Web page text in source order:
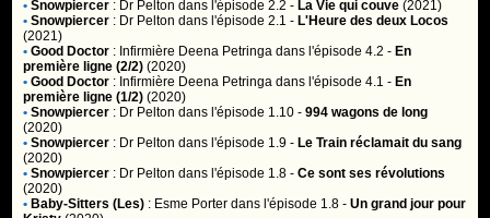
• Snowpiercer : Dr Pelton dans l'épisode 2.2 - La Vie qui couve (2021)
• Snowpiercer : Dr Pelton dans l'épisode 2.1 - L'Heure des deux Locos
(2021)
• Good Doctor : Infirmière Deena Petringa dans l'épisode 4.2 - En
première ligne (2/2) (2020)
• Good Doctor : Infirmière Deena Petringa dans l'épisode 4.1 - En
première ligne (1/2) (2020)
• Snowpiercer : Dr Pelton dans l'épisode 1.10 -994 wagons de long
(2020)
• Snowpiercer : Dr Pelton dans l'épisode 1.9 - Le Train réclamait du sang
(2020)
• Snowpiercer : Dr Pelton dans l'épisode 1.8 -Ce sont ses révolutions
(2020)
• Baby-Sitters (Les) : Esme Porter dans l'épisode 1.8 -Un grand jour pour